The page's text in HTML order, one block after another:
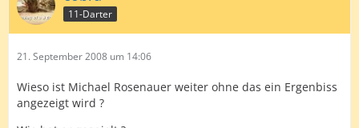
11-Darter
21. September 2008 um 14:06
Wieso ist Michael Rosenauer weiter ohne das ein Ergenbiss
angezeigt wird ?